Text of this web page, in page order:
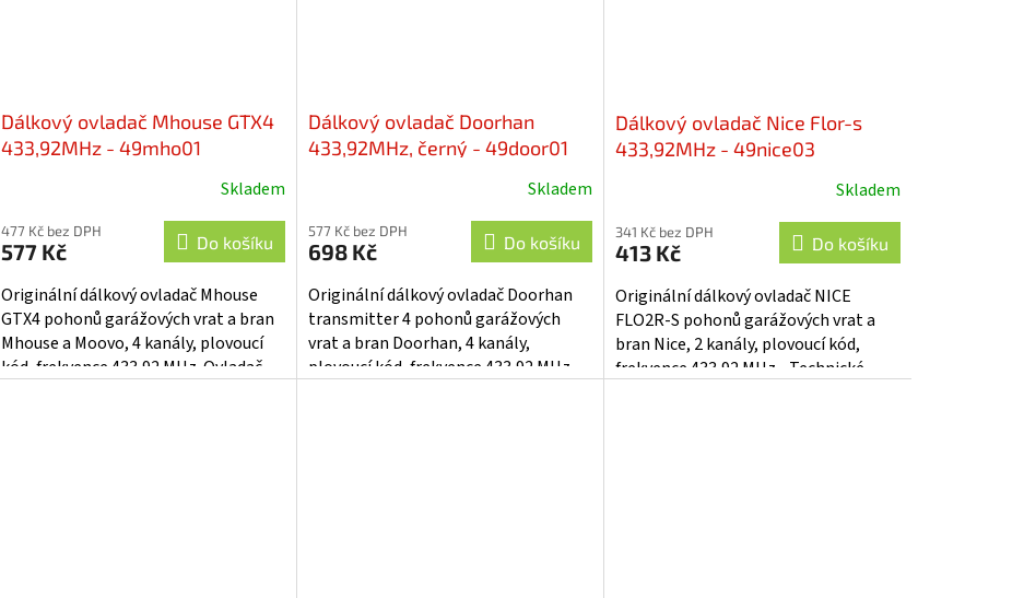
Dálkový ovladač Mhouse GTX4
433,92MHz - 49mho01
Skladem
477 Kč bez DPH
577 Kč Do košíku
Originální dálkový ovladač Mhouse
GTX4 pohonů garážových vrat a bran
Mhouse a Moovo, 4 kanály, plovoucí
kód, frekvence 433,92 MHz. Ovladač
Dálkový ovladač Doorhan
433,92MHz, černý - 49door01
Skladem
577 Kč bez DPH
698 Kč Do košíku
Originální dálkový ovladač Doorhan
transmitter 4 pohonů garážových
vrat a bran Doorhan, 4 kanály,
plovoucí kód, frekvence 433,92 MHz.
Dálkový ovladač Nice Flor-s
433,92MHz - 49nice03
produktu
je
4,5
z
5
hvězdiček.
Skladem
341 Kč bez DPH
413 Kč Do košíku
Originální dálkový ovladač NICE
FLO2R-S pohonů garážových vrat a
bran Nice, 2 kanály, plovoucí kód,
frekvence 433,92 MHz. Technické